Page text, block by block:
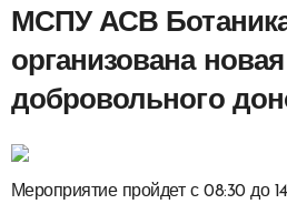
МСПУ АСВ
организована
добровольного
Мероприятие пройдет с 08:30 до 14:00 в помещении Центра